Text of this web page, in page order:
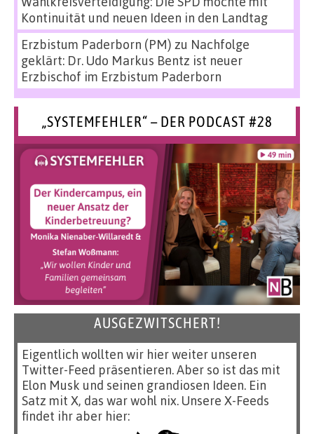
Kontinuität und neuen Ideen in den Landtag
Erzbistum Paderborn (PM) zu Nachfolge
geklärt: Dr. Udo Markus Bentz ist neuer
Erzbischof im Erzbistum Paderborn
„SYSTEMFEHLER“ – DER PODCAST #28
AUSGEZWITSCHERT!
Eigentlich wollten wir hier weiter unseren
Twitter-Feed präsentieren. Aber so ist das mit
Elon Musk und seinen grandiosen Ideen. Ein
Satz mit X, das war wohl nix. Unsere X-Feeds
findet ihr aber hier: